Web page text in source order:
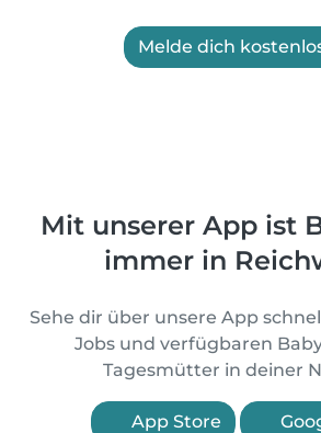
Melde dich
Mit unserer App ist
immer in
Sehe dir über unsere App
Jobs und verfügbaren
Tagesmütter in deiner
App Store